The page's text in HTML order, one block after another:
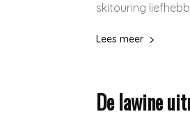
skitouring
Lees meer
De lawine